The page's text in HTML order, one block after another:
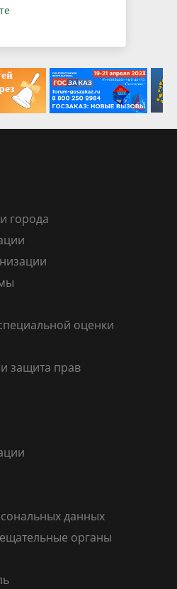
города
оценки
защита прав
данных
органы